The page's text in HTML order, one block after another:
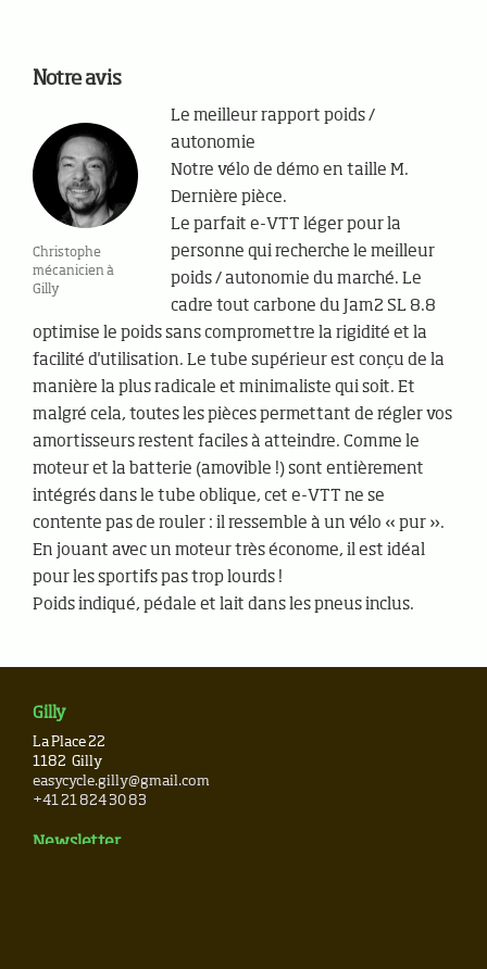
Notre avis
Christophe
mécanicien à
Gilly
Le meilleur rapport poids /
autonomie
Notre vélo de démo en taille M.
Dernière pièce.
Le parfait e-VTT léger pour la
personne qui recherche le meilleur
poids / autonomie du marché. Le
cadre tout carbone du Jam2 SL 8.8
optimise le poids sans compromettre la rigidité et la
facilité d'utilisation. Le tube supérieur est conçu de la
manière la plus radicale et minimaliste qui soit. Et
malgré cela, toutes les pièces permettant de régler vos
amortisseurs restent faciles à atteindre. Comme le
moteur et la batterie (amovible !) sont entièrement
intégrés dans le tube oblique, cet e-VTT ne se
contente pas de rouler : il ressemble à un vélo « pur ».
En jouant avec un moteur très économe, il est idéal
pour les sportifs pas trop lourds !
Poids indiqué, pédale et lait dans les pneus inclus.
Gilly
La Place 22
1182 Gilly
easycycle.gilly@gmail.com
+41 21 824 30 83
Newsletter